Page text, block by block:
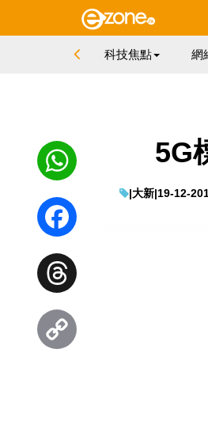
科技焦點 網
5G
|大新|19-12-
WhatsApp
Facebook
Threads